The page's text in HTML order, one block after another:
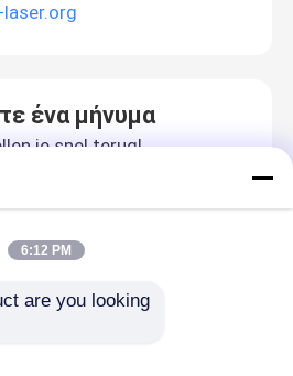
ένα μήνυμα
je snel terug!
6:12 PM
are you looking